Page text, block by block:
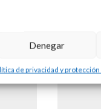
Denegar
de privacidad y protección